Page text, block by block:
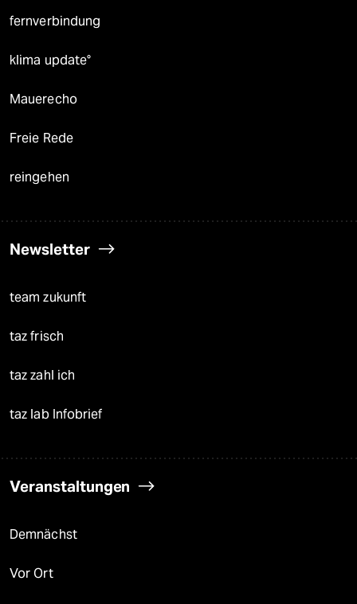
fernverbindung
klima update°
Mauerecho
Freie Rede
reingehen
Newsletter
team zukunft
taz frisch
taz zahl ich
taz lab Infobrief
Veranstaltungen
Demnächst
Vor Ort